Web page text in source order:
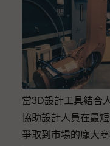
當3D設計工具結合
協助設計人員在最
爭取到市場的龐大商